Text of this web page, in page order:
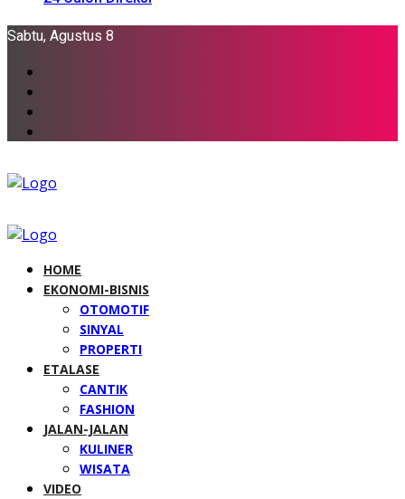
Sabtu, Agustus 8
HOME
EKONOMI-BISNIS
OTOMOTIF
SINYAL
PROPERTI
ETALASE
CANTIK
FASHION
JALAN-JALAN
KULINER
WISATA
VIDEO